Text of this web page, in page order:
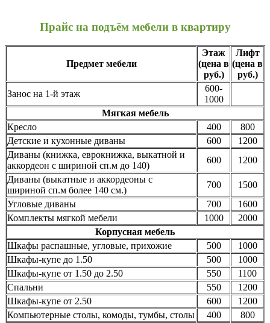
Прайс на подъём мебели в квартиру
Предмет мебели
Этаж
(цена в
руб.)
Лифт
(цена в
руб.)
Занос на 1-й этаж
600-
1000
Мягкая мебель
Кресло
400
800
Детские и кухонные диваны
600
1200
Диваны (книжка, еврокнижка, выкатной и
аккордеон с шириной сп.м до 140)
600
1200
Диваны (выкатные и аккордеоны с
шириной сп.м более 140 см.)
700
1500
Угловые диваны
700
1600
Комплекты мягкой мебели
1000
2000
Корпусная мебель
Шкафы распашные, угловые, прихожие
500
1000
Шкафы-купе до 1.50
500
1000
Шкафы-купе от 1.50 до 2.50
550
1100
Спальни
550
1200
Шкафы-купе от 2.50
600
1200
Компьютерные столы, комоды, тумбы, столы
400
800